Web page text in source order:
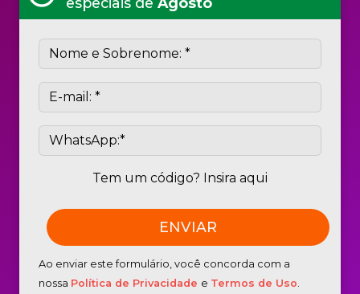
Tem um código? Insira aqui
Ao enviar este formulário, você concorda com a
nossa Política de Privacidade e Termos de Uso.